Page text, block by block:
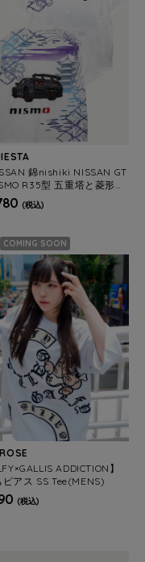
錦nishiki NISSAN GT
R35型 五重塔と菱形文
Tee (526213 MENS/WOM
(税込)
COMING SOON
ADDICTION】
ピアス SS Tee(MENS)
(税込)